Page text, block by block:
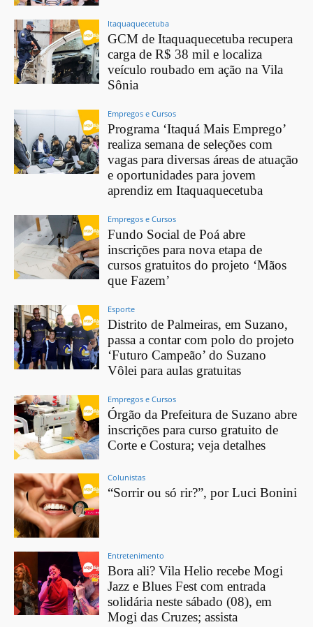
Itaquaquecetuba
GCM de Itaquaquecetuba recupera
carga de R$ 38 mil e localiza
veículo roubado em ação na Vila
Sônia
Empregos e Cursos
Programa ‘Itaquá Mais Emprego’
realiza semana de seleções com
vagas para diversas áreas de atuação
e oportunidades para jovem
aprendiz em Itaquaquecetuba
Empregos e Cursos
Fundo Social de Poá abre
inscrições para nova etapa de
cursos gratuitos do projeto ‘Mãos
que Fazem’
Esporte
Distrito de Palmeiras, em Suzano,
passa a contar com polo do projeto
‘Futuro Campeão’ do Suzano
Vôlei para aulas gratuitas
Empregos e Cursos
Órgão da Prefeitura de Suzano abre
inscrições para curso gratuito de
Corte e Costura; veja detalhes
Colunistas
“Sorrir ou só rir?”, por Luci Bonini
Entretenimento
Bora ali? Vila Helio recebe Mogi
Jazz e Blues Fest com entrada
solidária neste sábado (08), em
Mogi das Cruzes; assista